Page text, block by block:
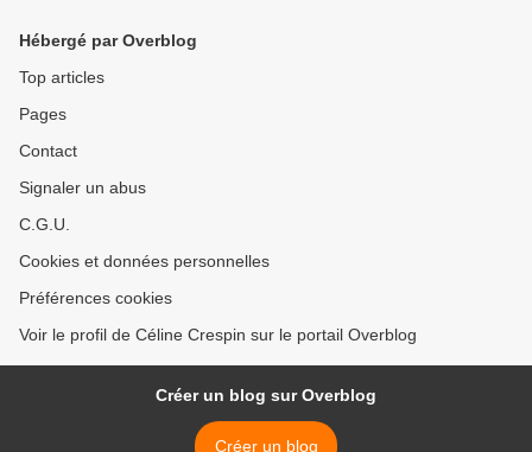
Hébergé par Overblog
Top articles
Pages
Contact
Signaler un abus
C.G.U.
Cookies et données personnelles
Préférences cookies
Voir le profil de Céline Crespin sur le portail Overblog
Créer un blog sur Overblog
Créer un blog